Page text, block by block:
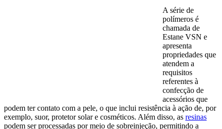
A série de
polímeros é
chamada de
Estane VSN e
apresenta
propriedades que
atendem a
requisitos
referentes à
confecção de
acessórios que
podem ter contato com a pele, o que inclui resistência à ação de, por
exemplo, suor, protetor solar e cosméticos. Além disso, as resinas
podem ser processadas por meio de sobreinjeção, permitindo a